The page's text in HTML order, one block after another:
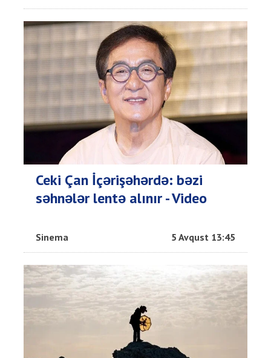
Ceki Çan İçərişəhərdə: bəzi
səhnələr lentə alınır - Video
Sinema 5 Avqust 13:45